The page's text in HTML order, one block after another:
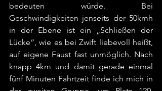
bedeuten würde. Bei
Geschwindigkeiten jenseits der 50kmh
in der Ebene ist ein „Schließen der
Lücke“, wie es bei Zwift liebevoll heißt,
auf eigene Faust fast unmöglich. Nach
knapp 4km und damit gerade einmal
fünf Minuten Fahrtzeit finde ich mich in